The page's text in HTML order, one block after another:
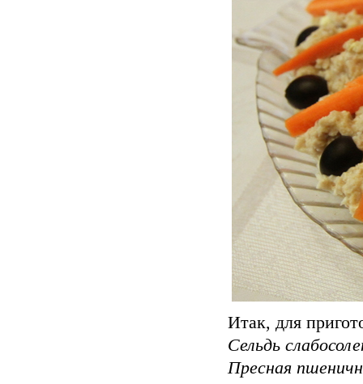
Итак, для
Сельдь
Пресная